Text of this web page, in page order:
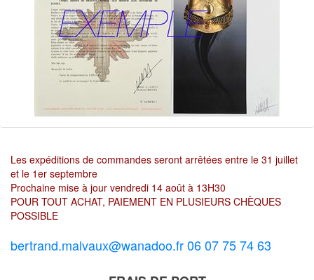
Les expéditions de commandes seront arrêtées entre le 31 juillet
et le 1er septembre
Prochaine mise à jour vendredi 14 août à 13H30
POUR TOUT ACHAT, PAIEMENT EN PLUSIEURS CHÈQUES
POSSIBLE
bertrand.malvaux@wanadoo.fr 06 07 75 74 63